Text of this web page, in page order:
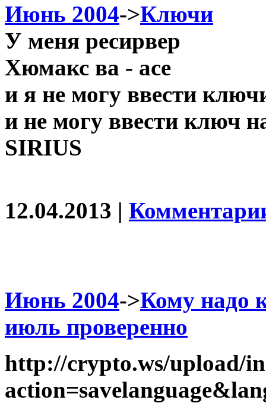
Июнь 2004->Ключи
У меня ресирвер
Хюмакс ва - асе
и я не могу ввести
и не могу ввести ключ
SIRIUS
12.04.2013 |
Июнь 2004->Кому надо
июль проверенно
http://crypto.ws/upload/